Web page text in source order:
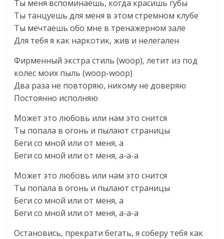
Ты меня вспоминаешь, когда красишь губы
Ты танцуешь для меня в этом стремном клубе
Ты мечтаешь обо мне в тренажерном зале
Для тебя я как наркотик, жив и нелегален
Фирменный экстра стиль (woop), летит из под
колес моих пыль (woop-woop)
Два раза не повторяю, никому не доверяю
Постоянно исполняю
Может это любовь или нам это снится
Ты попала в огонь и пылают страницы
Беги со мной или от меня, а
Беги со мной или от меня, а-а-а
Может это любовь или нам это снится
Ты попала в огонь и пылают страницы
Беги со мной или от меня, а
Беги со мной или от меня, а-а-а
Остановись, прекрати бегать, я соберу тебя как